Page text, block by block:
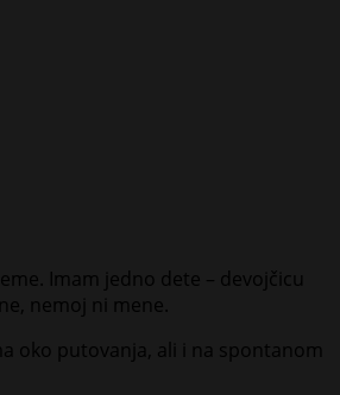
Imam jedno dete – devojčicu
nemoj ni mene.
oko putovanja, ali i na spontanom